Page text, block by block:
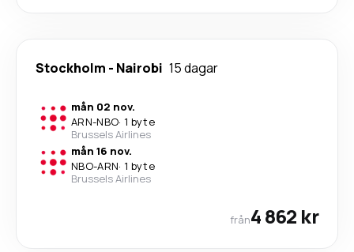
Stockholm - Nairobi 15 dagar
mån 02 nov.
ARN-NBO· 1 byte
Brussels Airlines
mån 16 nov.
NBO-ARN· 1 byte
Brussels Airlines
från4 862 kr